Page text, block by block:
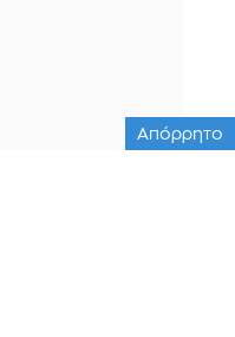
Απόρρητο